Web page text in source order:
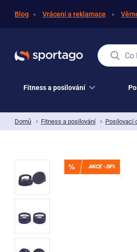
Blog Vrácení a reklamace
Co
Fitness a posilování
Domů Fitness a posilování Posilovací
AKCE -38%